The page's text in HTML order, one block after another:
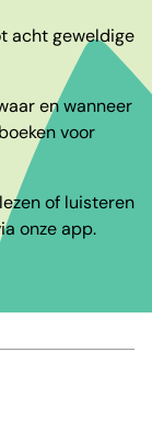
acht geweldige
en wanneer
voor
of luisteren
onze app.